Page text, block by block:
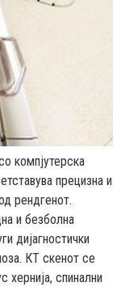
компјутерска
прецизна и
рендгенот.
и безболна
дијагностички
КТ скенот се
хернија, спинални